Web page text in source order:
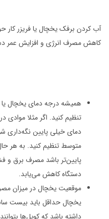
آب کردن برفک یخچال یا فریزر کار
کاهش مصرف انرژی و افزایش عمر
همیشه درجه دمای یخچال یا
تنظیم کنید. اگر مثلا موادی
دمای خیلی پایین نگه‌داری
متوسط تنظیم کنید. به هر
پایین‌تر باشد مصرف برق و
دستگاه کاهش می‌یابد.
موقعیت یخچال در میزان
یخچال حداقل باید بیست
داشته باشد که کویل‌ها